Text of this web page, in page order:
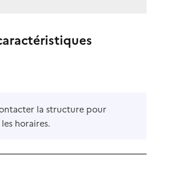
la structure pour
horaires.